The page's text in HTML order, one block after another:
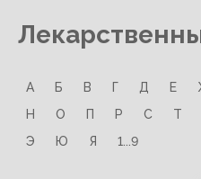
А Б В Г Д Е
Н
О П Р С Т
Э
Ю Я 1...9